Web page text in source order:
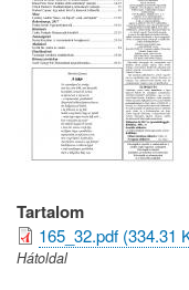
Tartalom
165_32.pdf (334.31
Hátoldal